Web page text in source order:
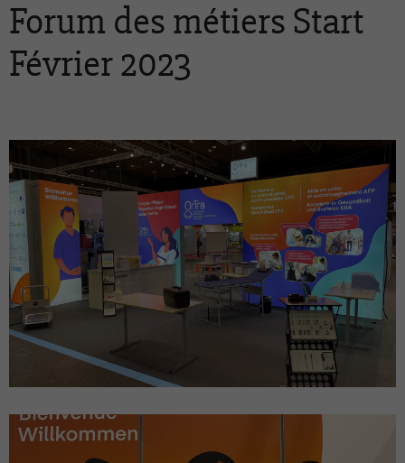
Forum des métiers Start
Février 2023